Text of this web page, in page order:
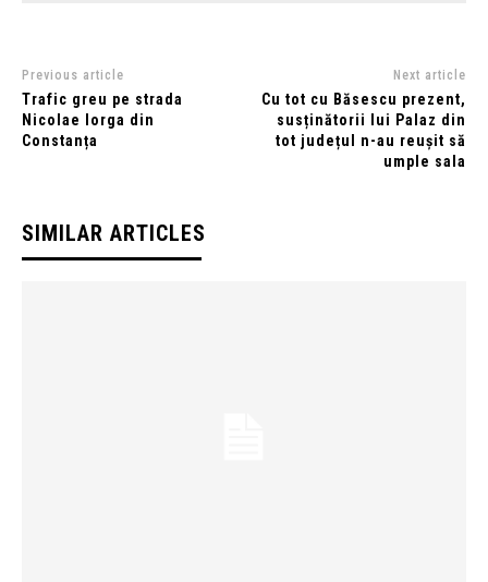
Previous article
Trafic greu pe strada
Nicolae Iorga din
Constanța
Next article
Cu tot cu Băsescu prezent,
susținătorii lui Palaz din
tot județul n-au reușit să
umple sala
SIMILAR ARTICLES